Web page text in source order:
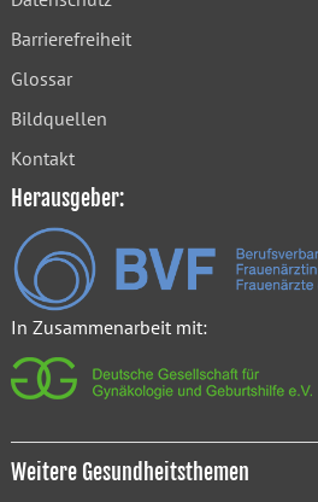
Barrierefreiheit
Glossar
Bildquellen
Kontakt
Herausgeber:
In Zusammenarbeit mit:
Weitere Gesundheitsthemen